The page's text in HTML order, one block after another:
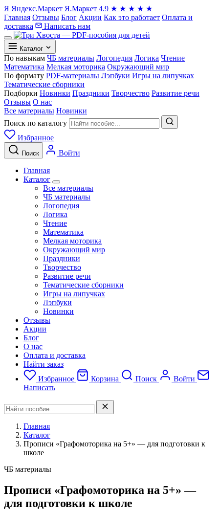
Я Яндекс.Маркет Я.Маркет 4.9 ★ ★ ★ ★ ★
Главная Отзывы Блог Акции Как это работает Оплата и
доставка
Написать нам
Каталог
По навыкам ЧБ материалы Логопедия Логика Чтение
Математика Мелкая моторика Окружающий мир
По формату PDF-материалы Лэпбуки Игры на липучках
Тематические сборники
Подборки Новинки Праздники Творчество Развитие речи
Отзывы О нас
Все материалы Новинки
Поиск по каталогу
Избранное
Поиск Войти
Главная
Каталог
Все материалы
ЧБ материалы
Логопедия
Логика
Чтение
Математика
Мелкая моторика
Окружающий мир
Праздники
Творчество
Развитие речи
Тематические сборники
Игры на липучках
Лэпбуки
Новинки
Отзывы
Акции
Блог
О нас
Оплата и доставка
Найти заказ
Избранное
Корзина Поиск
Войти
Написать
Главная
Каталог
Прописи «Графомоторика на 5+» — для подготовки к
школе
ЧБ материалы
Прописи «Графомоторика на 5+» —
для подготовки к школе